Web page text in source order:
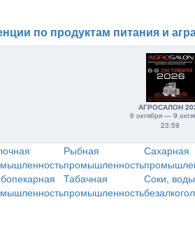
по продуктам питания и
АГРОСАЛОН
6 октября — 9
23:59
Рыбная
промышленность
Сахарная
Табачная
промышленность
Соки,